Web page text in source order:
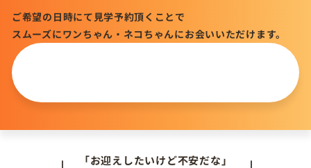
ご希望の日時にて見学予約頂くことで
スムーズにワンちゃん・ネコちゃんにお会いいただけます。
「お迎えしたいけど不安だな」